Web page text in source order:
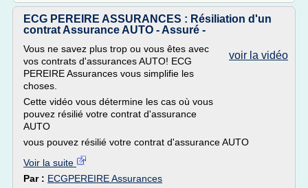
ECG PEREIRE ASSURANCES : Résiliation d'un
contrat Assurance AUTO - Assuré -
voir la vidéo
Vous ne savez plus trop ou vous êtes avec
vos contrats d'assurances AUTO! ECG
PEREIRE Assurances vous simplifie les
choses.
Cette vidéo vous détermine les cas où vous
pouvez résilié votre contrat d'assurance
AUTO
vous pouvez résilié votre contrat d'assurance AUTO
Voir la suite
Par : ECGPEREIRE Assurances